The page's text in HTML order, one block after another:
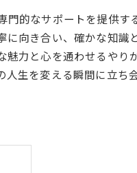
門的なサポートを提供す
向き合い、確かな知識
力と心を通わせるやり
生を変える瞬間に立ち